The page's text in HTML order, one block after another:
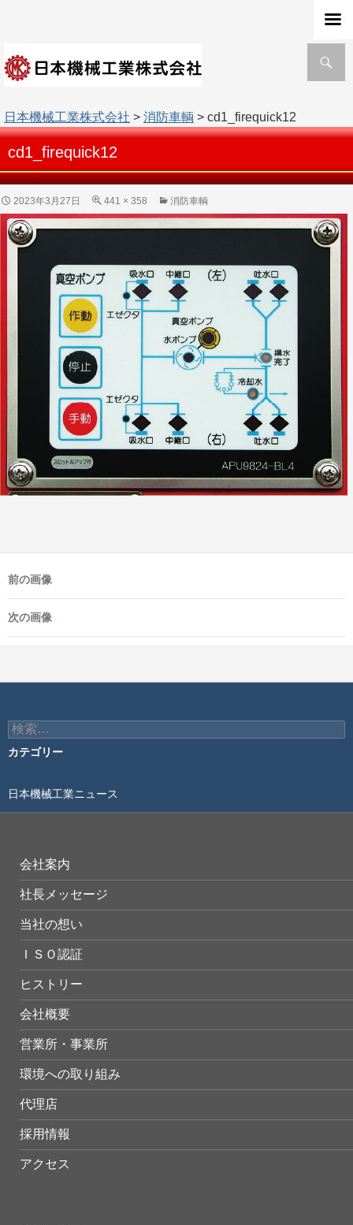
索
日本機械工業株式会社 > 消防車輌 > cd1_firequick12
cd1_firequick12
2023年3月27日 441 × 358 消防車輌
前の画像
次の画像
検
索:
カテゴリー
日本機械工業ニュース
会社案内
社長メッセージ
当社の想い
ＩＳＯ認証
ヒストリー
会社概要
営業所・事業所
環境への取り組み
代理店
採用情報
アクセス